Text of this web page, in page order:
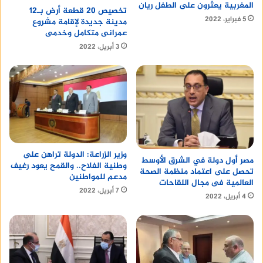
والدولي،والوصول إلى المواصفات القياسية العالمية،
كما أكد على أهمية الجامعات التكنولوجية والحرص
المغربية يعثرون على الطفل ريان
5 فبراير، 2022
تخصيص 20 قطعة أرض بـ12
مدينة جديدة لإقامة مشروع
عمرانى متكامل وخدمى
3 أبريل، 2022
مصر أول دولة في الشرق الأوسط
تحصل على اعتماد منظمة الصحة
العالمية فى مجال اللقاحات
4 أبريل، 2022
وزير الزراعة: الدولة تراهن على
وطنية الفلاح.. والقمح يعود رغيف
مدعم للمواطنين
7 أبريل، 2022